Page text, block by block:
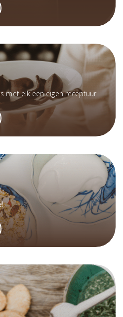
met elk een eigen receptuur